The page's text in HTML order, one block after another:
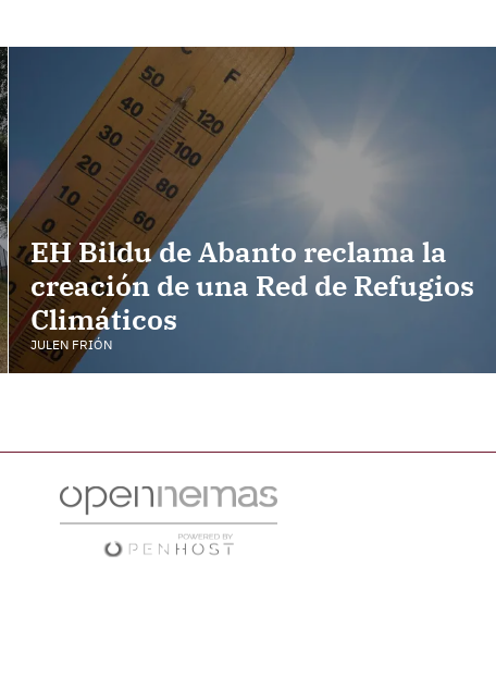
EH Bildu de Abanto reclama la
creación de una Red de Refugios
Climáticos
JULEN FRIÓN